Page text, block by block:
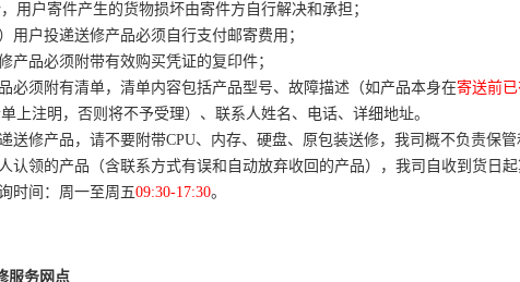
用户寄件产生的货物损坏由寄件方自行解决和承担；
用户投递送修产品必须自行支付邮寄费用；
产品必须附带有效购买凭证的复印件；
必须附有清单，清单内容包括产品型号、故障描述（如产品本身在寄送前
上注明，否则将不予受理）、联系人姓名、电话、详细地址。
送修产品，请不要附带CPU、内存、硬盘、原包装送修，我司概不负责保管
认领的产品（含联系方式有误和自动放弃收回的产品），我司自收到货日起
时间：周一至周五09:30-17:30。
服务网点